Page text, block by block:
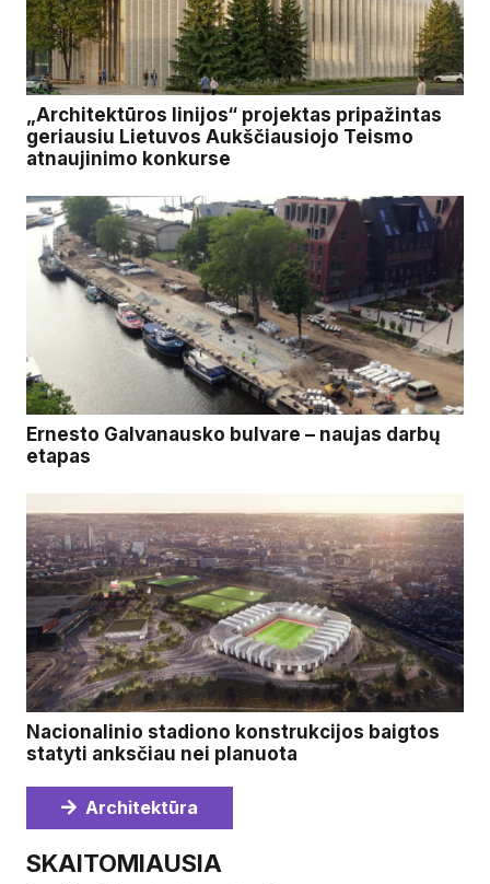
„Architektūros linijos“ projektas pripažintas
geriausiu Lietuvos Aukščiausiojo Teismo
atnaujinimo konkurse
Ernesto Galvanausko bulvare – naujas darbų
etapas
Nacionalinio stadiono konstrukcijos baigtos
statyti anksčiau nei planuota
Architektūra
SKAITOMIAUSIA